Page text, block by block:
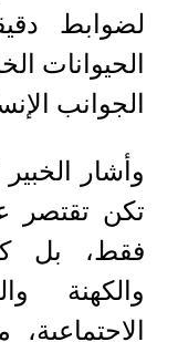
لضوابط
الحيوانات
الجوانب
وأشار
تكن تقتصر
فقط، بل
والكهنة